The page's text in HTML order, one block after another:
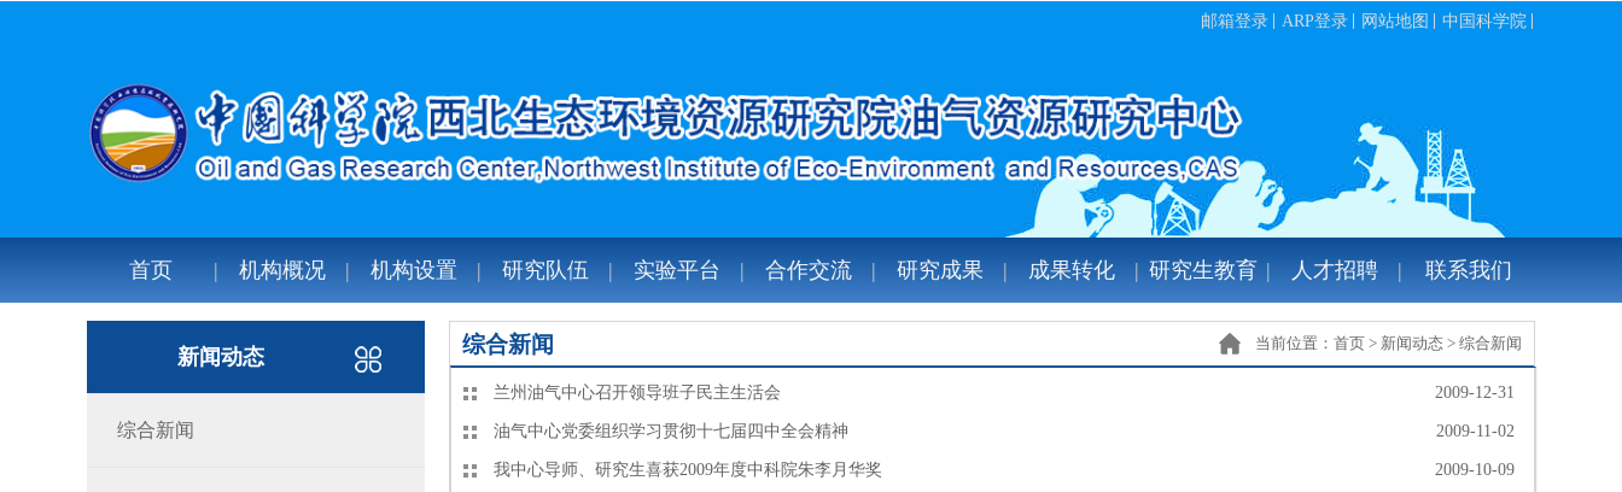
邮箱登录 ARP登录 网站地图 中国科学院
首页 机构概况 机构设置 研究队伍 实验平台 合作交流 研究成果 成果转化 研究生教育 人才招聘 联系我们
综合新闻 当前位置： 首页 > 新闻动态 > 综合新闻
2009-12-31
兰州油气中心召开领导班子民主生活会
2009-11-02
油气中心党委组织学习贯彻十七届四中全会精神
2009-10-09
我中心导师、研究生喜获2009年度中科院朱李月华奖
新闻动态
综合新闻